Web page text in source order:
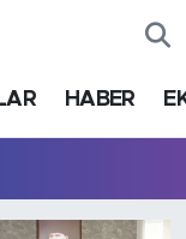
HABER